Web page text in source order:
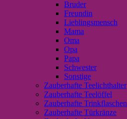
Bruder
Freundin
Lieblingsmensch
Mama
Oma
Opa
Papa
Schwester
Sonstige
Zauberhafte Teelichthalter
Zauberhafte Teelöffel
Zauberhafte Trinkflaschen
Zauberhafte Türkränze